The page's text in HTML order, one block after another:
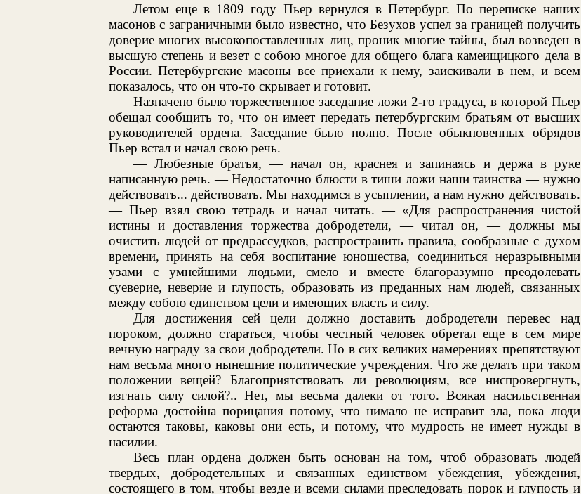
Летом еще в 1809 году Пьер вернулся в Петербург. По переписке наших
масонов с заграничными было известно, что Безухов успел за границей получить
доверие многих высокопоставленных лиц, проник многие тайны, был возведен в
высшую степень и везет с собою многое для общего блага камеищицкого дела в
России. Петербургские масоны все приехали к нему, заискивали в нем, и всем
показалось, что он что-то скрывает и готовит.
Назначено было торжественное заседание ложи 2-го градуса, в которой Пьер
обещал сообщить то, что он имеет передать петербургским братьям от высших
руководителей ордена. Заседание было полно. После обыкновенных обрядов
Пьер встал и начал свою речь.
— Любезные братья, — начал он, краснея и запинаясь и держа в руке
написанную речь. — Недостаточно блюсти в тиши ложи наши таинства — нужно
действовать... действовать. Мы находимся в усыплении, а нам нужно действовать.
— Пьер взял свою тетрадь и начал читать. — «Для распространения чистой
истины и доставления торжества добродетели, — читал он, — должны мы
очистить людей от предрассудков, распространить правила, сообразные с духом
времени, принять на себя воспитание юношества, соединиться неразрывными
узами с умнейшими людьми, смело и вместе благоразумно преодолевать
суеверие, неверие и глупость, образовать из преданных нам людей, связанных
между собою единством цели и имеющих власть и силу.
Для достижения сей цели должно доставить добродетели перевес над
пороком, должно стараться, чтобы честный человек обретал еще в сем мире
вечную награду за свои добродетели. Но в сих великих намерениях препятствуют
нам весьма много нынешние политические учреждения. Что же делать при таком
положении вещей? Благоприятствовать ли революциям, все ниспровергнуть,
изгнать силу силой?.. Нет, мы весьма далеки от того. Всякая насильственная
реформа достойна порицания потому, что нимало не исправит зла, пока люди
остаются таковы, каковы они есть, и потому, что мудрость не имеет нужды в
насилии.
Весь план ордена должен быть основан на том, чтоб образовать людей
твердых, добродетельных и связанных единством убеждения, убеждения,
состоящего в том, чтобы везде и всеми силами преследовать порок и глупость и